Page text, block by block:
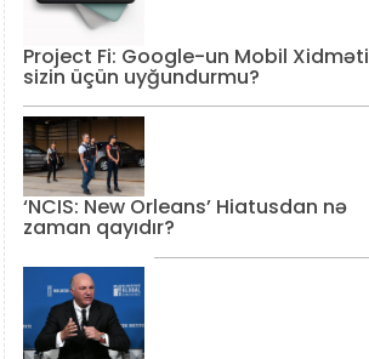
Project Fi: Google-un Mobil Xidməti
sizin üçün uyğundurmu?
‘NCIS: New Orleans’ Hiatusdan nə
zaman qayıdır?